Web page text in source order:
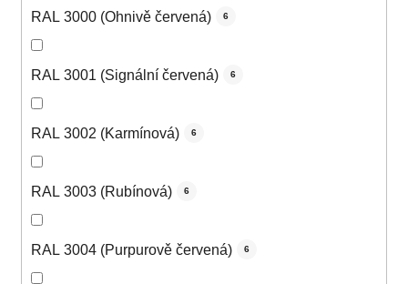
RAL 3000 (Ohnivě červená) 6
RAL 3001 (Signální červená) 6
RAL 3002 (Karmínová) 6
RAL 3003 (Rubínová) 6
RAL 3004 (Purpurově červená) 6